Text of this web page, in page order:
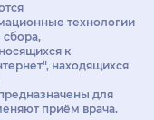
технологии
к
находящихся
для
приём врача.